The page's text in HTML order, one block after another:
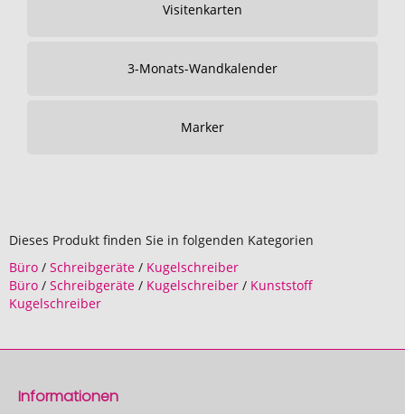
Visitenkarten
3-Monats-Wandkalender
Marker
Dieses Produkt finden Sie in folgenden Kategorien
Büro / Schreibgeräte / Kugelschreiber
Büro / Schreibgeräte / Kugelschreiber / Kunststoff
Kugelschreiber
Informationen